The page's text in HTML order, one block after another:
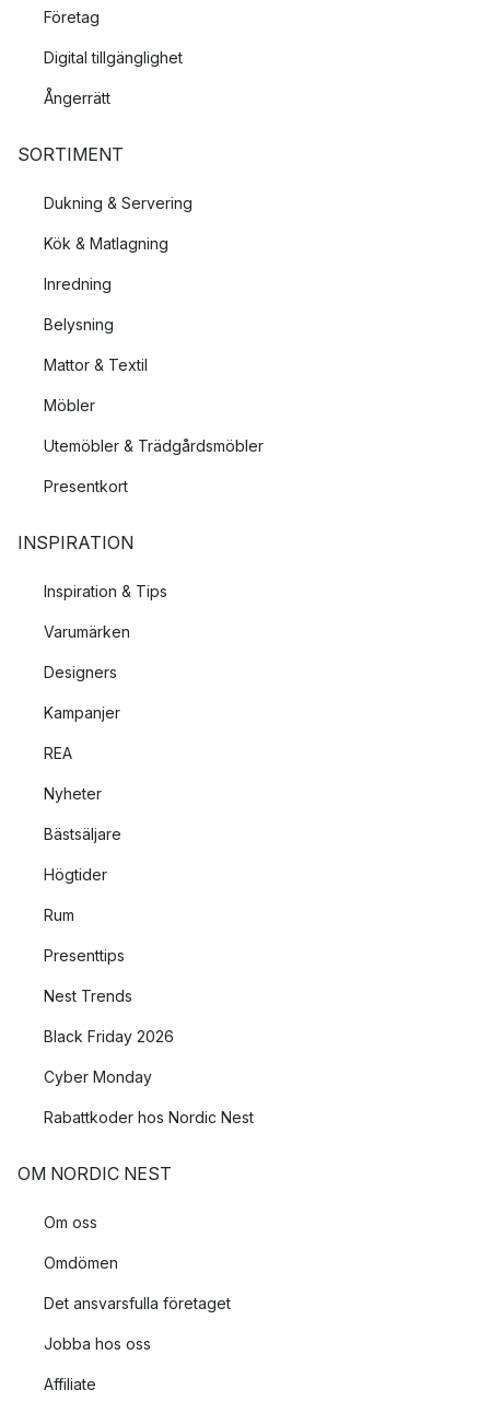
Företag
Digital tillgänglighet
Ångerrätt
SORTIMENT
Dukning & Servering
Kök & Matlagning
Inredning
Belysning
Mattor & Textil
Möbler
Utemöbler & Trädgårdsmöbler
Presentkort
INSPIRATION
Inspiration & Tips
Varumärken
Designers
Kampanjer
REA
Nyheter
Bästsäljare
Högtider
Rum
Presenttips
Nest Trends
Black Friday 2026
Cyber Monday
Rabattkoder hos Nordic Nest
OM NORDIC NEST
Om oss
Omdömen
Det ansvarsfulla företaget
Jobba hos oss
Affiliate